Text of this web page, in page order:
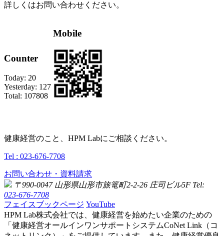
詳しくはお問い合わせください。
Counter
Today: 20
Yesterday: 127
Total: 107808
Mobile
健康経営のこと、HPM Labにご相談ください。
Tel : 023-676-7708
お問い合わせ・資料請求
〒990-0047 山形県山形市旅篭町2-2-26 庄司ビル5F Tel:
023-676-7708
フェイスブックページ YouTube
HPM Lab株式会社では、健康経営を始めたい企業のための
「健康経営オールインワンサポートシステムCoNet Link（コ